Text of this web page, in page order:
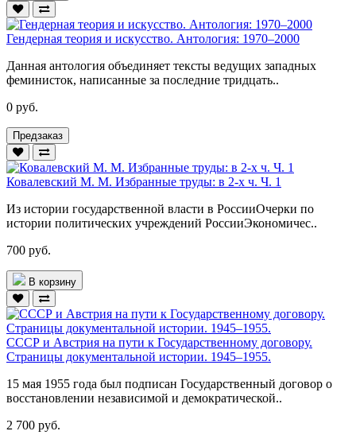
Гендерная теория и искусство. Антология: 1970–2000
Данная антология объединяет тексты ведущих западных
феминисток, написанные за последние тридцать..
0 руб.
Предзаказ
Ковалевский М. М. Избранные труды: в 2-х ч. Ч. 1
Из истории государственной власти в РоссииОчерки по
истории политических учреждений РоссииЭкономичес..
700 руб.
В корзину
СССР и Австрия на пути к Государственному договору.
Страницы документальной истории. 1945–1955.
15 мая 1955 года был подписан Государственный договор о
восстановлении независимой и демократической..
2 700 руб.